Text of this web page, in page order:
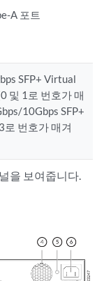
A 포트
SFP+ Virtual
및 1로 번호가 매
10Gbps SFP+
로 번호가 매겨
을 보여줍니다.